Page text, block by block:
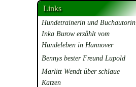
Links
Hundetrainerin und Buchautorin
Inka Burow erzählt vom
Hundeleben in Hannover
Bennys bester Freund Lupold
Marlitt Wendt über schlaue
Katzen